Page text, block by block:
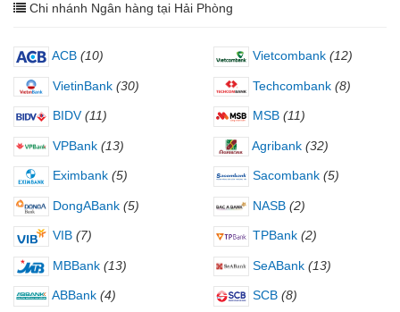
Chi nhánh Ngân hàng tại Hải Phòng
ACB (10) Vietcombank (12)
VietinBank (30) Techcombank (8)
BIDV (11) MSB (11)
VPBank (13) Agribank (32)
Eximbank (5) Sacombank (5)
DongABank (5) NASB (2)
VIB (7) TPBank (2)
MBBank (13) SeABank (13)
ABBank (4) SCB (8)